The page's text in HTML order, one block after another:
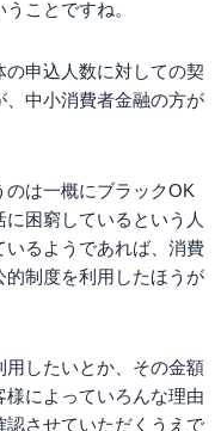
ことですね。
申込人数に対しての契
中小消費者金融の方が
は一概にブラックOK
困窮しているという人
るようであれば、消費
制度を利用したほうが
したいとか、その金額
によっていろんな理由
させていただくうえで